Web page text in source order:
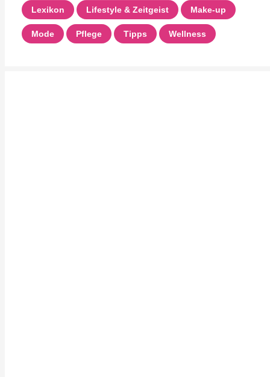
Lexikon Lifestyle & Zeitgeist Make-up
Mode Pflege Tipps Wellness